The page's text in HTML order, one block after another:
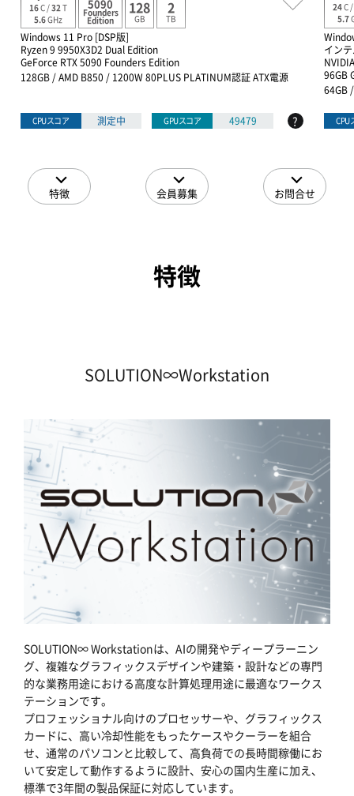
16C /32T
5.6GHz
5090
Founders
Edition
128
GB
2
TB
Windows 11 Pro [DSP版]
Ryzen 9 9950X3D2 Dual Edition
GeForce RTX 5090 Founders Edition
128GB / AMD B850 / 1200W 80PLUS PLATINUM認証 ATX電源
CPUスコア 測定中 GPUスコア 49479 ?
24C /
5.7
イン
96GB
64GB
CPU
特徴 会員募集 お問合せ
特徴
SOLUTION∞Workstation
SOLUTION∞ Workstationは、AIの開発やディープラーニン
グ、複雑なグラフィックスデザインや建築・設計などの専門
的な業務用途における高度な計算処理用途に最適なワークス
テーションです。
プロフェッショナル向けのプロセッサーや、グラフィックス
カードに、高い冷却性能をもったケースやクーラーを組合
せ、通常のパソコンと比較して、高負荷での長時間稼働にお
いて安定して動作するように設計、安心の国内生産に加え、
標準で3年間の製品保証に対応しています。